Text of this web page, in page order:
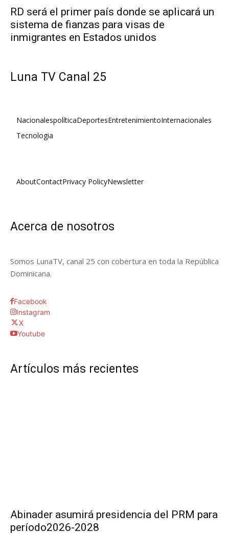
RD será el primer país donde se aplicará un
sistema de fianzas para visas de
inmigrantes en Estados unidos
Luna TV Canal 25
NacionalespolíticaDeportesEntretenimientoInternacionales
Tecnologia
AboutContactPrivacy PolicyNewsletter
Acerca de nosotros
Somos LunaTV, canal 25 con cobertura en toda la República
Dominicana.
Facebook
Instagram
X
Youtube
Artículos más recientes
Abinader asumirá presidencia del PRM para
período2026-2028